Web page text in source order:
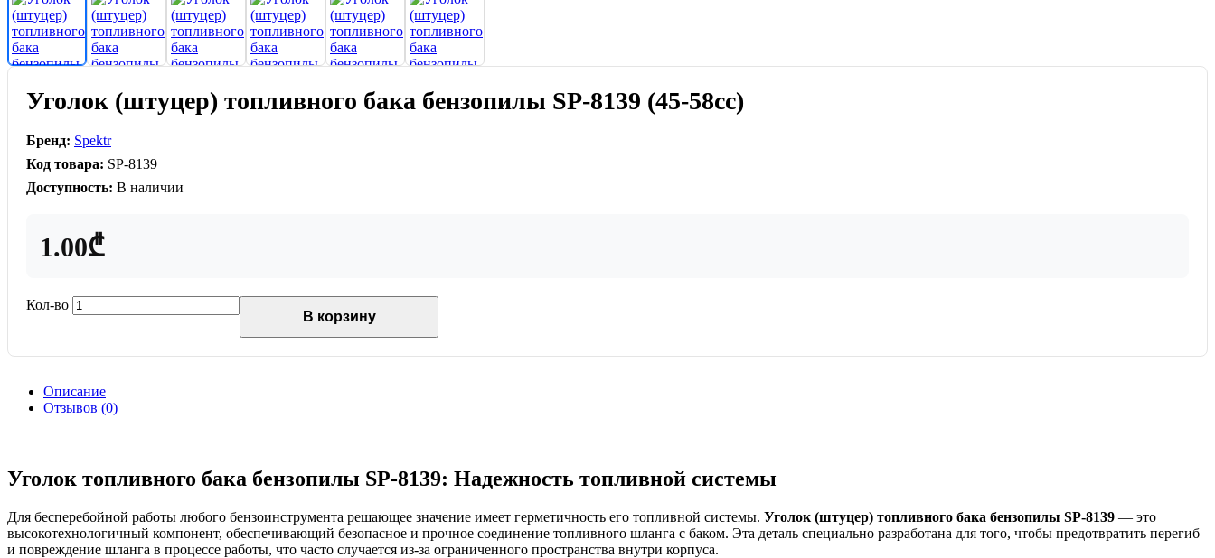
Уголок (штуцер) топливного бака бензопилы SP-8139 (45-58сс)
Бренд: Spektr
Код товара: SP-8139
Доступность: В наличии
1.00₾
Кол-во
В корзину
Описание
Отзывов (0)
Уголок топливного бака бензопилы SP-8139: Надежность топливной системы
Для бесперебойной работы любого бензоинструмента решающее значение имеет герметичность его топливной системы. Уголок (штуцер) топливного бака бензопилы SP-8139 — это
высокотехнологичный компонент, обеспечивающий безопасное и прочное соединение топливного шланга с баком. Эта деталь специально разработана для того, чтобы предотвратить перегиб
и повреждение шланга в процессе работы, что часто случается из-за ограниченного пространства внутри корпуса.